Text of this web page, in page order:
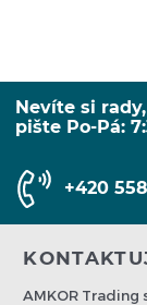
Nevíte si
pište Po-Pá:
+420
AMKOR Trading